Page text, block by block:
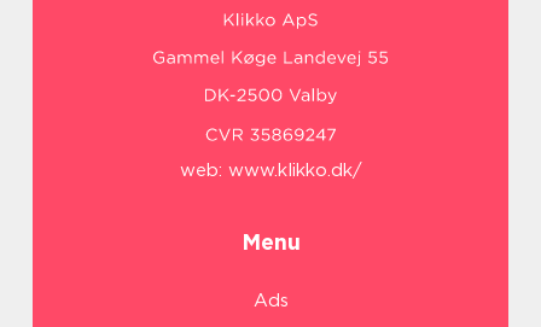
web: www.klikko.dk/
Menu
Ads